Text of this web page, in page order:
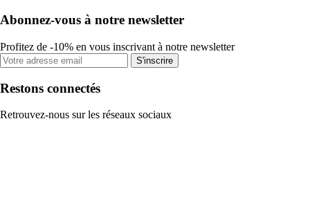
Abonnez-vous à notre newsletter
Profitez de -10% en vous inscrivant à notre newsletter
S'inscrire
Restons connectés
Retrouvez-nous sur les réseaux sociaux